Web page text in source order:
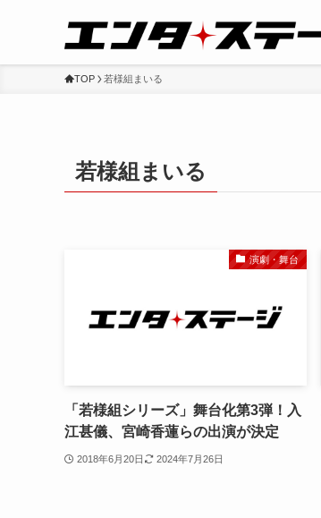
TOP 若様組まいる
若様組まいる
演劇・舞台
「若様組シリーズ」舞台化第3弾！入
江甚儀、宮崎香蓮らの出演が決定
2018年6月20日 2024年7月26日